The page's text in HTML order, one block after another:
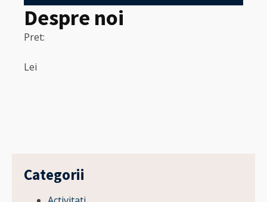
Despre noi
Pret:
Lei
Categorii